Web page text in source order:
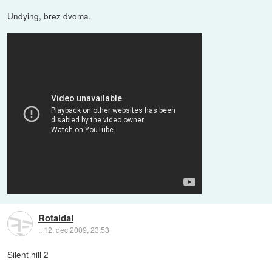
Undying, brez dvoma.
Rotaidal
:: 12. dec 2009, 23:53
Silent hill 2